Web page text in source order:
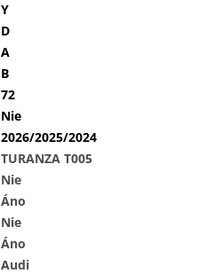
Y
D
A
B
72
Nie
2026/2025/2024
TURANZA T005
Nie
Áno
Nie
Áno
Audi